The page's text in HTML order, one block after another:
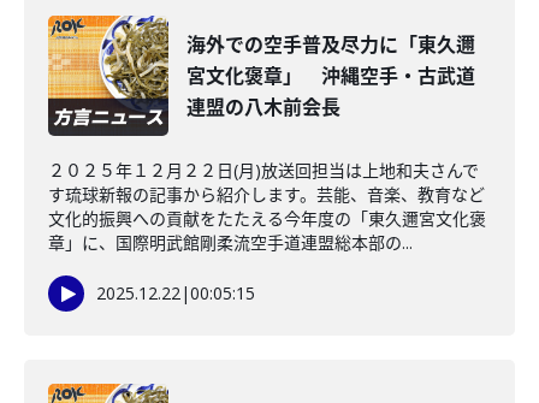
海外での空手普及尽力に「東久邇
宮文化褒章」 沖縄空手・古武道
連盟の八木前会長
２０２５年１２月２２日(月)放送回担当は上地和夫さんで
す琉球新報の記事から紹介します。芸能、音楽、教育など
文化的振興への貢献をたたえる今年度の「東久邇宮文化褒
章」に、国際明武館剛柔流空手道連盟総本部の...
2025.12.22|00:05:15